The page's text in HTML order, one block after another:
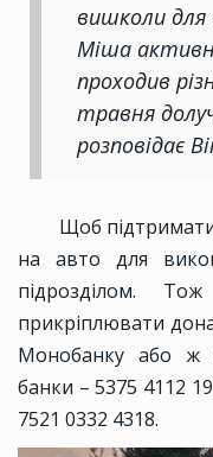
вишколи для
Міша
проходив
травня
розповідає
Щоб
на авто для
підрозділом.
прикріплювати
Монобанку або ж
банки – 5375 4112
7521 0332 4318.